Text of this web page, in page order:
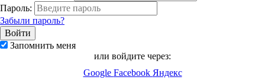
Пароль:
Забыли пароль?
Запомнить меня
или войдите через:
Google Facebook Яндекс